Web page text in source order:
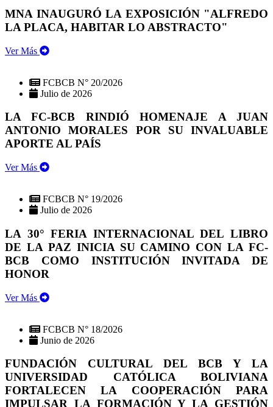
MNA INAUGURÓ LA EXPOSICIÓN "ALFREDO
LA PLACA, HABITAR LO ABSTRACTO"
Ver Más
FCBCB N° 20/2026
Julio de 2026
LA FC-BCB RINDIÓ HOMENAJE A JUAN
ANTONIO MORALES POR SU INVALUABLE
APORTE AL PAÍS
Ver Más
FCBCB N° 19/2026
Julio de 2026
LA 30° FERIA INTERNACIONAL DEL LIBRO
DE LA PAZ INICIA SU CAMINO CON LA FC-
BCB COMO INSTITUCIÓN INVITADA DE
HONOR
Ver Más
FCBCB N° 18/2026
Junio de 2026
FUNDACIÓN CULTURAL DEL BCB Y LA
UNIVERSIDAD CATÓLICA BOLIVIANA
FORTALECEN LA COOPERACIÓN PARA
IMPULSAR LA FORMACIÓN Y LA GESTIÓN